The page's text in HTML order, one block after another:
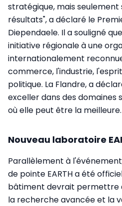
stratégique, mais seulement
résultats", a déclaré le
Diependaele. Il a souligné
initiative régionale à une
internationalement
commerce, l'industrie,
politique. La Flandre, a
exceller dans des domaines
où elle peut être la meilleure.
Nouveau laboratoire
Parallèlement à
de pointe EARTH a été
bâtiment devrait permettre
la recherche avancée et la